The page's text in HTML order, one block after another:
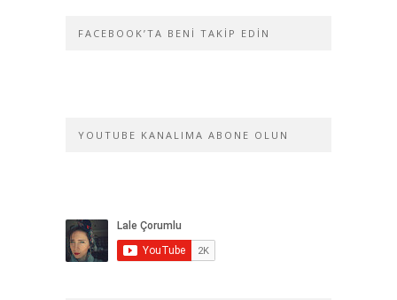
FACEBOOK’TA BENI TAKIP EDIN
YOUTUBE KANALIMA ABONE OLUN